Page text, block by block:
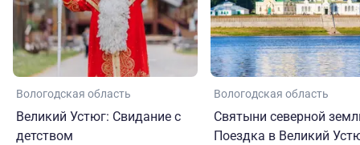
Вологодская область
Великий Устюг: Свидание с
детством
Вологодская область
Святыни северной
Поездка в Великий